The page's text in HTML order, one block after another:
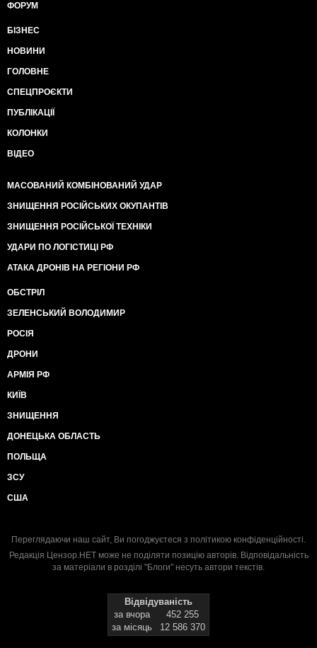
ФОРУМ
БІЗНЕС
НОВИНИ
ГОЛОВНЕ
СПЕЦПРОЄКТИ
ПУБЛІКАЦІЇ
КОЛОНКИ
ВІДЕО
МАСОВАНИЙ КОМБІНОВАНИЙ УДАР
ЗНИЩЕННЯ РОСІЙСЬКИХ ОКУПАНТІВ
ЗНИЩЕННЯ РОСІЙСЬКОЇ ТЕХНІКИ
УДАРИ ПО ЛОГІСТИЦІ РФ
АТАКА ДРОНІВ НА РЕГІОНИ РФ
ОБСТРІЛ
ЗЕЛЕНСЬКИЙ ВОЛОДИМИР
РОСІЯ
ДРОНИ
АРМІЯ РФ
КИЇВ
ЗНИЩЕННЯ
ДОНЕЦЬКА ОБЛАСТЬ
ПОЛЬЩА
ЗСУ
США
Переглядаючи наш сайт, Ви погоджуєтеся з політикою конфіденційності.
Редакція Цензор.НЕТ може не поділяти позицію авторів. Відповідальність
за матеріали в розділі "Блоги" несуть автори текстів.
Відвідуваність
за вчора
452 255
за місяць
12 586 370